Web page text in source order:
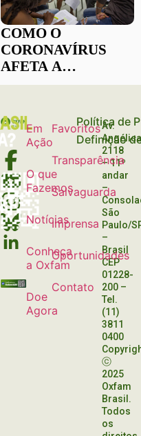
COMO O
CORONAVÍRUS
AFETA A
EDUCAÇÃO NO
Em
Ação
O que
Fazemos
Notícias
Conheça
a Oxfam
Doe
Agora
Favoritos
Transparência
Salvaguarda
Imprensa
Oportunidades
Contato
Política de
Definição
Av.
2118
– 11º
andar
–
São
Paulo/
–
Brasil
CEP
01228-
200 –
Tel.
(11)
3811
0400
ⓒ
2025
Oxfam
Brasil.
Todos
os